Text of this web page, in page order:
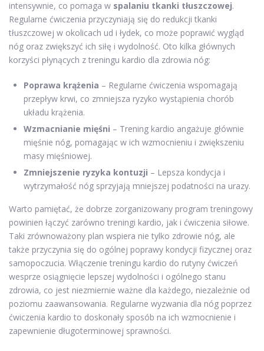
intensywnie, co pomaga w spalaniu tkanki tłuszczowej.
Regularne ćwiczenia przyczyniają się do redukcji tkanki
tłuszczowej w okolicach ud i łydek, co może poprawić wygląd
nóg oraz zwiększyć ich siłę i wydolność. Oto kilka głównych
korzyści płynących z treningu kardio dla zdrowia nóg:
Poprawa krążenia – Regularne ćwiczenia wspomagają
przepływ krwi, co zmniejsza ryzyko wystąpienia chorób
układu krążenia.
Wzmacnianie mięśni – Trening kardio angażuje głównie
mięśnie nóg, pomagając w ich wzmocnieniu i zwiększeniu
masy mięśniowej.
Zmniejszenie ryzyka kontuzji – Lepsza kondycja i
wytrzymałość nóg sprzyjają mniejszej podatności na urazy.
Warto pamiętać, że dobrze zorganizowany program treningowy
powinien łączyć zarówno treningi kardio, jak i ćwiczenia siłowe.
Taki zrównoważony plan wspiera nie tylko zdrowie nóg, ale
także przyczynia się do ogólnej poprawy kondycji fizycznej oraz
samopoczucia. Włączenie treningu kardio do rutyny ćwiczeń
wesprze osiągnięcie lepszej wydolności i ogólnego stanu
zdrowia, co jest niezmiernie ważne dla każdego, niezależnie od
poziomu zaawansowania. Regularne wyzwania dla nóg poprzez
ćwiczenia kardio to doskonały sposób na ich wzmocnienie i
zapewnienie długoterminowej sprawności.